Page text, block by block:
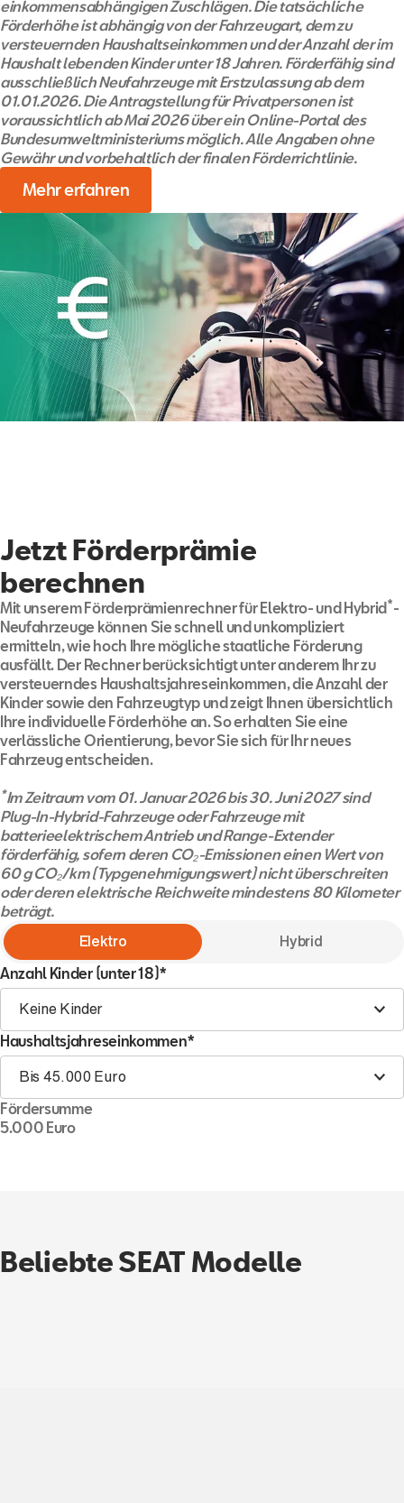
einkommensabhängigen Zuschlägen. Die tatsächliche
Förderhöhe ist abhängig von der Fahrzeugart, dem zu
versteuernden Haushaltseinkommen und der Anzahl der im
Haushalt lebenden Kinder unter 18 Jahren. Förderfähig sind
ausschließlich Neufahrzeuge mit Erstzulassung ab dem
01.01.2026. Die Antragstellung für Privatpersonen ist
voraussichtlich ab Mai 2026 über ein Online-Portal des
Bundesumweltministeriums möglich. Alle Angaben ohne
Gewähr und vorbehaltlich der finalen Förderrichtlinie.
Mehr erfahren
Jetzt Förderprämie
berechnen
Mit unserem Förderprämienrechner für Elektro- und Hybrid*-
Neufahrzeuge können Sie schnell und unkompliziert
ermitteln, wie hoch Ihre mögliche staatliche Förderung
ausfällt. Der Rechner berücksichtigt unter anderem Ihr zu
versteuerndes Haushaltsjahreseinkommen, die Anzahl der
Kinder sowie den Fahrzeugtyp und zeigt Ihnen übersichtlich
Ihre individuelle Förderhöhe an. So erhalten Sie eine
verlässliche Orientierung, bevor Sie sich für Ihr neues
Fahrzeug entscheiden.
*Im Zeitraum vom 01. Januar 2026 bis 30. Juni 2027 sind
Plug-In-Hybrid-Fahrzeuge oder Fahrzeuge mit
batterieelektrischem Antrieb und Range-Extender
förderfähig, sofern deren CO₂-Emissionen einen Wert von
60 g CO₂/km (Typgenehmigungswert) nicht überschreiten
oder deren elektrische Reichweite mindestens 80 Kilometer
beträgt.
Elektro Hybrid
Anzahl Kinder (unter 18)*
Keine Kinder
Haushaltsjahreseinkommen*
Bis 45.000 Euro
Fördersumme
5.000 Euro
Beliebte SEAT Modelle